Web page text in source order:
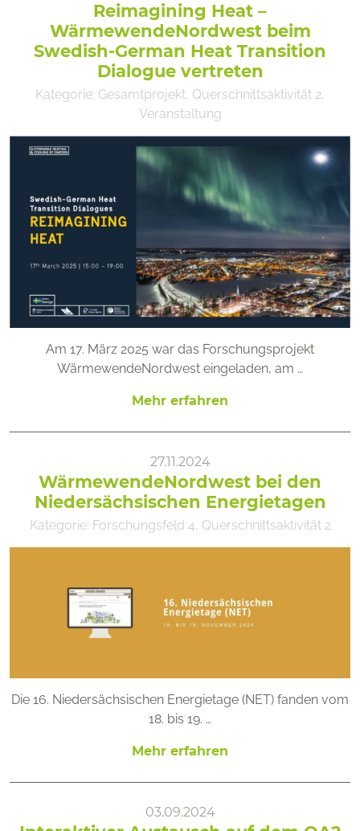
Reimagining Heat –
WärmewendeNordwest beim
Swedish-German Heat Transition
Dialogue vertreten
Kategorie: Gesamtprojekt, Querschnittsaktivität 2,
Veranstaltung
Am 17. März 2025 war das Forschungsprojekt
WärmewendeNordwest eingeladen, am …
Mehr erfahren
27.11.2024
WärmewendeNordwest bei den
Niedersächsischen Energietagen
Kategorie: Forschungsfeld 4, Querschnittsaktivität 2
Die 16. Niedersächsischen Energietage (NET) fanden vom
18. bis 19. …
Mehr erfahren
03.09.2024